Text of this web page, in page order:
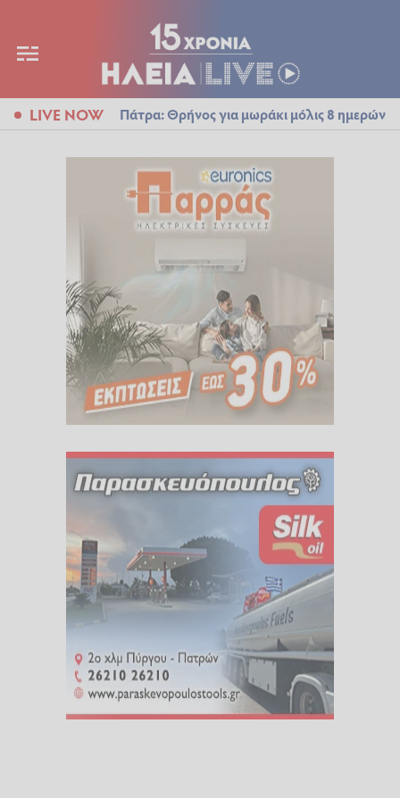
LIVE NOW Πάτρα: Θρήνος για μωράκι μόλις 8 ημερών